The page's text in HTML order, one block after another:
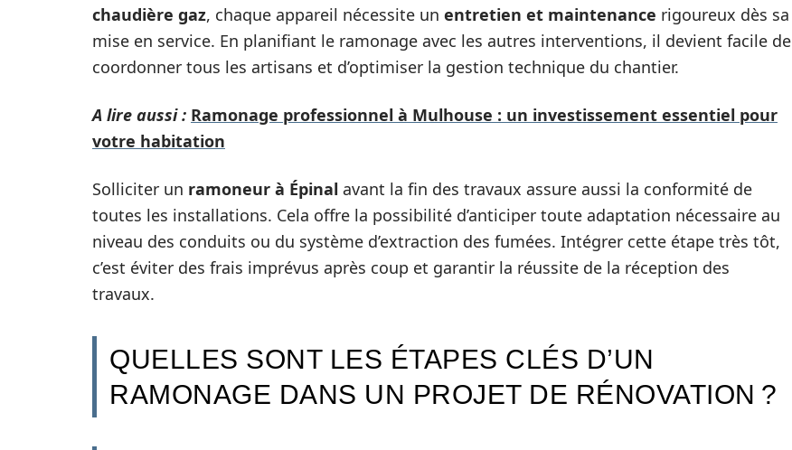
chaudière gaz, chaque appareil nécessite un entretien et maintenance rigoureux dès sa
mise en service. En planifiant le ramonage avec les autres interventions, il devient facile de
coordonner tous les artisans et d’optimiser la gestion technique du chantier.
A lire aussi : Ramonage professionnel à Mulhouse : un investissement essentiel pour
votre habitation
Solliciter un ramoneur à Épinal avant la fin des travaux assure aussi la conformité de
toutes les installations. Cela offre la possibilité d’anticiper toute adaptation nécessaire au
niveau des conduits ou du système d’extraction des fumées. Intégrer cette étape très tôt,
c’est éviter des frais imprévus après coup et garantir la réussite de la réception des
travaux.
QUELLES SONT LES ÉTAPES CLÉS D’UN
RAMONAGE DANS UN PROJET DE RÉNOVATION ?